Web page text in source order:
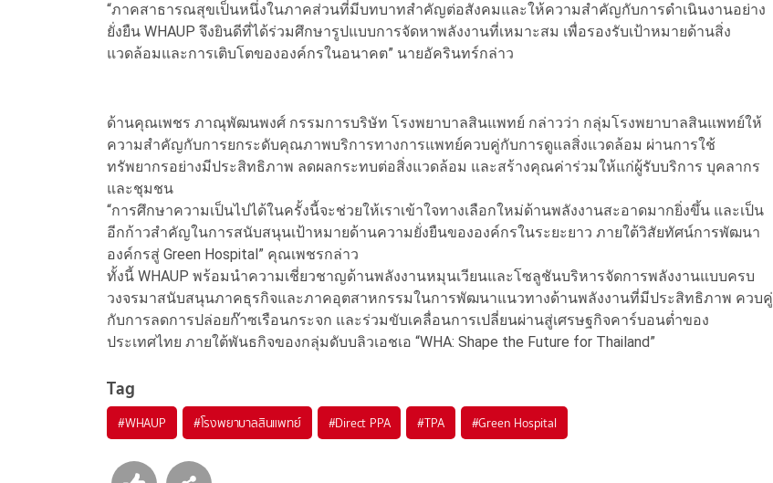
“ภาคสาธารณสุขเป็นหนึ่งในภาคส่วนที่มีบทบาทสำคัญต่อสังคมและให้ความสำคัญกับการดำเนินงานอย่าง
ยั่งยืน WHAUP จึงยินดีที่ได้ร่วมศึกษารูปแบบการจัดหาพลังงานที่เหมาะสม เพื่อรองรับเป้าหมายด้านสิ่ง
แวดล้อมและการเติบโตขององค์กรในอนาคต” นายอัครินทร์กล่าว
ด้านคุณเพชร ภาณุพัฒนพงศ์ กรรมการบริษัท โรงพยาบาลสินแพทย์ กล่าวว่า กลุ่มโรงพยาบาลสินแพทย์ให้
ความสำคัญกับการยกระดับคุณภาพบริการทางการแพทย์ควบคู่กับการดูแลสิ่งแวดล้อม ผ่านการใช้
ทรัพยากรอย่างมีประสิทธิภาพ ลดผลกระทบต่อสิ่งแวดล้อม และสร้างคุณค่าร่วมให้แก่ผู้รับบริการ บุคลากร
และชุมชน
“การศึกษาความเป็นไปได้ในครั้งนี้จะช่วยให้เราเข้าใจทางเลือกใหม่ด้านพลังงานสะอาดมากยิ่งขึ้น และเป็น
อีกก้าวสำคัญในการสนับสนุนเป้าหมายด้านความยั่งยืนขององค์กรในระยะยาว ภายใต้วิสัยทัศน์การพัฒนา
องค์กรสู่ Green Hospital” คุณเพชรกล่าว
ทั้งนี้ WHAUP พร้อมนำความเชี่ยวชาญด้านพลังงานหมุนเวียนและโซลูชันบริหารจัดการพลังงานแบบครบ
วงจรมาสนับสนุนภาคธุรกิจและภาคอุตสาหกรรมในการพัฒนาแนวทางด้านพลังงานที่มีประสิทธิภาพ ควบคู่
กับการลดการปล่อยก๊าซเรือนกระจก และร่วมขับเคลื่อนการเปลี่ยนผ่านสู่เศรษฐกิจคาร์บอนต่ำของ
ประเทศไทย ภายใต้พันธกิจของกลุ่มดับบลิวเอชเอ “WHA: Shape the Future for Thailand”
Tag
#WHAUP #โรงพยาบาลสินแพทย์ #Direct PPA #TPA #Green Hospital